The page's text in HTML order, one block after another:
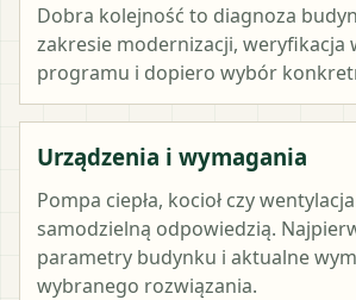
Dobra kolejność to diagnoza
zakresie modernizacji, weryfikacja
programu i dopiero wybór
Urządzenia i wymagania
Pompa ciepła, kocioł czy
samodzielną odpowiedzią.
parametry budynku i aktualne
wybranego rozwiązania.